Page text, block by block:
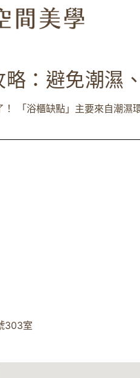
：避免潮濕
！ 「浴櫃缺點」主要來自潮
303室